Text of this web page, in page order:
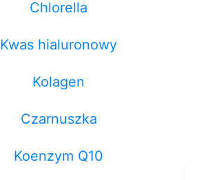
Chlorella
Kwas hialuronowy
Kolagen
Czarnuszka
Koenzym Q10